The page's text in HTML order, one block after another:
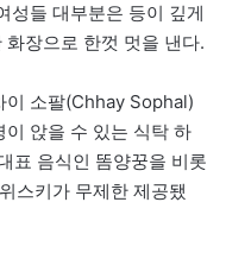
성들 대부분은 등이 깊게
장으로 한껏 멋을 낸다.
이 소팔(Chhay Sophal)
앉을 수 있는 식탁 하
표 음식인 똠양꿍을 비롯
스키가 무제한 제공됐